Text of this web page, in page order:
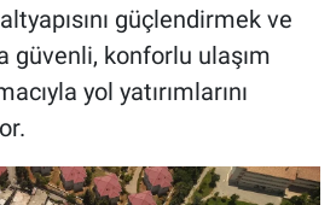
güçlendirmek ve
güvenli, konforlu ulaşım
yol yatırımlarını